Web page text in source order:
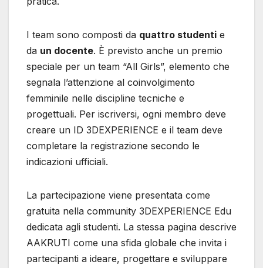
I team sono composti da quattro studenti e
da un docente. È previsto anche un premio
speciale per un team “All Girls”, elemento che
segnala l’attenzione al coinvolgimento
femminile nelle discipline tecniche e
progettuali. Per iscriversi, ogni membro deve
creare un ID 3DEXPERIENCE e il team deve
completare la registrazione secondo le
indicazioni ufficiali.
La partecipazione viene presentata come
gratuita nella community 3DEXPERIENCE Edu
dedicata agli studenti. La stessa pagina descrive
AAKRUTI come una sfida globale che invita i
partecipanti a ideare, progettare e sviluppare